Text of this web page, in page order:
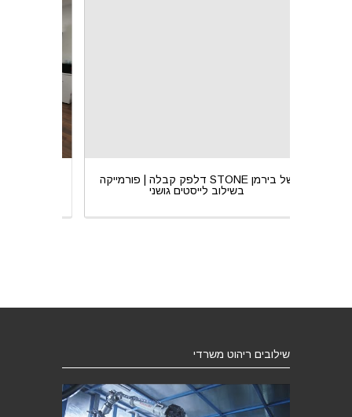
דלפק קבלה | פורמייקה STONE של בירמן
בשילוב לייסטים גושני
שילובים ריהוט משרדי